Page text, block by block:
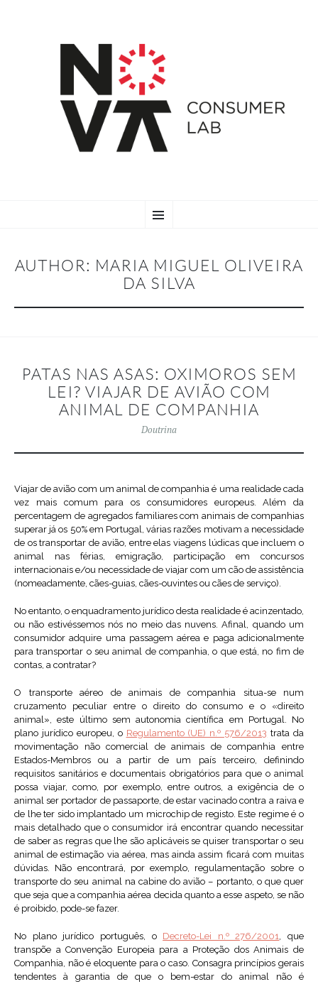
TO
AUTHOR: MARIA MIGUEL OLIVEIRA
DA SILVA
PATAS NAS ASAS: OXIMOROS SEM
LEI? VIAJAR DE AVIÃO COM
ANIMAL DE COMPANHIA
Doutrina
Viajar de avião com um animal de companhia é uma realidade cada
vez mais comum para os consumidores europeus. Além da
percentagem de agregados familiares com animais de companhias
superar já os 50% em Portugal, várias razões motivam a necessidade
de os transportar de avião, entre elas viagens lúdicas que incluem o
animal nas férias, emigração, participação em concursos
internacionais e/ou necessidade de viajar com um cão de assistência
(nomeadamente, cães-guias, cães-ouvintes ou cães de serviço).
No entanto, o enquadramento jurídico desta realidade é acinzentado,
ou não estivéssemos nós no meio das nuvens. Afinal, quando um
consumidor adquire uma passagem aérea e paga adicionalmente
para transportar o seu animal de companhia, o que está, no fim de
contas, a contratar?
O transporte aéreo de animais de companhia situa-se num
cruzamento peculiar entre o direito do consumo e o «direito
animal», este último sem autonomia científica em Portugal. No
plano jurídico europeu, o Regulamento (UE) n.º 576/2013 trata da
movimentação não comercial de animais de companhia entre
Estados-Membros ou a partir de um país terceiro, definindo
requisitos sanitários e documentais obrigatórios para que o animal
possa viajar, como, por exemplo, entre outros, a exigência de o
animal ser portador de passaporte, de estar vacinado contra a raiva e
de lhe ter sido implantado um microchip de registo. Este regime é o
mais detalhado que o consumidor irá encontrar quando necessitar
de saber as regras que lhe são aplicáveis se quiser transportar o seu
animal de estimação via aérea, mas ainda assim ficará com muitas
dúvidas. Não encontrará, por exemplo, regulamentação sobre o
transporte do seu animal na cabine do avião – portanto, o que quer
que seja que a companhia aérea decida quanto a esse aspeto, se não
é proibido, pode-se fazer.
No plano jurídico português, o Decreto-Lei n.º 276/2001, que
transpõe a Convenção Europeia para a Proteção dos Animais de
Companhia, não é eloquente para o caso. Consagra princípios gerais
tendentes à garantia de que o bem-estar do animal não é